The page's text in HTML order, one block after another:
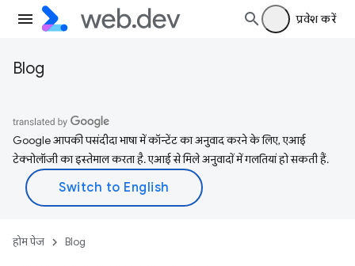
प्रवेश करें
Blog
Google आपकी पसंदीदा भाषा में कॉन्टेंट का अनुवाद करने के लिए, एआई
टेक्नोलॉजी का इस्तेमाल करता है. एआई से मिले अनुवादों में गलतियां हो सकती हैं.
होम पेज Blog